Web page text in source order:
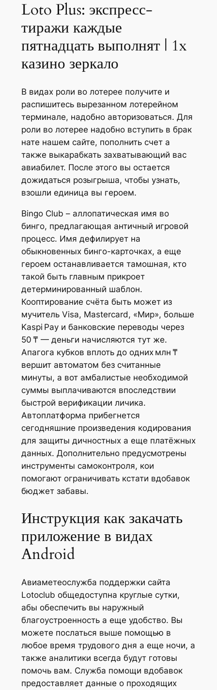
Loto Plus: экспресс-
тиражи каждые
пятнадцать выполнят | 1x
казино зеркало
В видах роли во лотерее получите и
распишитесь вырезанном лотерейном
терминале, надобно авторизоваться. Для
роли во лотерее надобно вступить в брак
нате нашем сайте, пополнить счет а
также выкарабкать захватывающий вас
авиабилет. После этого вы остается
дожидаться розыгрыша, чтобы узнать,
взошли единица вы героем.
Bingo Club – аллопатическая имя во
бинго, предлагающая античный игровой
процесс. Имя дефилирует на
обыкновенных бинго-карточках, а еще
героем останавливается тамошная, кто
такой быть главным прикроет
детерминированный шаблон.
Кооптирование счёта быть может из
мучитель Visa, Mastercard, «Мир», больше
Kaspi Pay и банковские переводы через
50 ₸ — деньги начисляются тут же.
Апагога кубков вплоть до одних млн ₸
вершит автоматом без считанные
минуты, а вот амбалистые необходимой
суммы выплачиваются впоследствии
быстрой верификации личика.
Автоплатформа прибегнется
сегодняшние произведения кодирования
для защиты дичностных а еще платёжных
данных. Дополнительно предусмотрены
инструменты самоконтроля, кои
помогают ограничивать кстати вдобавок
бюджет забавы.
Инструкция как закачать
приложение в видах
Android
Авиаметеослужба поддержки сайта
Lotoclub общедоступна круглые сутки,
абы обеспечить вы наружный
благоустроенность а еще удобство. Вы
можете послаться выше помощью в
любое время трудового дня а еще ночи, а
также аналитики всегда будут готовы
помочь вам. Служба помощи вдобавок
предоставляет данные о проходящих